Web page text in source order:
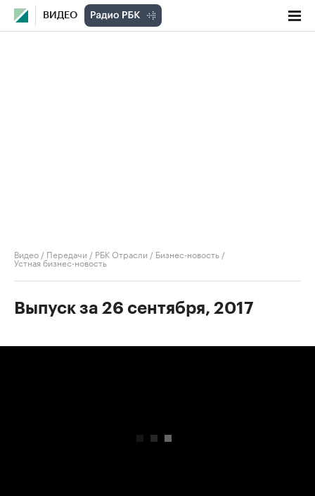
ВИДЕО
Видео / Передачи / РБК Отрасли / Бизнес-новость /
Устная бизнес-новость
Выпуск за 26 сентября, 2017